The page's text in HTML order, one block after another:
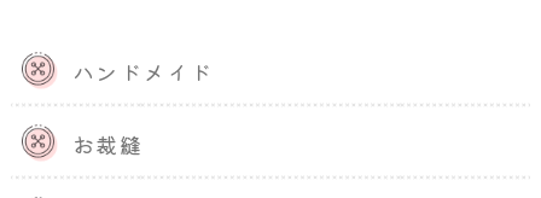
ハンドメイド
お裁縫
既製品・キットで作った作品